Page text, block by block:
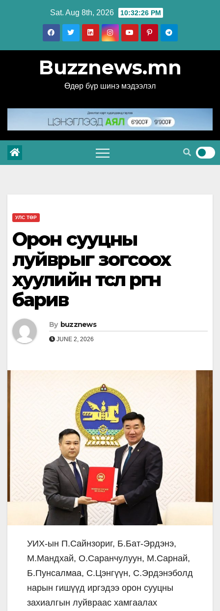
Sat. Aug 8th, 2026 10:32:27 PM
Buzznews.mn
Өдөр бүр шинэ мэдээлэл
УЛС ТӨР
Орон сууцны
луйврыг зогсоох
хуулийн төсөл өргөн
барив
By buzznews
JUNE 2, 2026
УИХ-ын П.Сайнзориг, Б.Бат-Эрдэнэ,
М.Мандхай, О.Саранчулуун, М.Сарнай,
Б.Пунсалмаа, С.Цэнгүүн, С.Эрдэнэболд
нарын гишүүд иргэдээ орон сууцны
захиалгын луйвраас хамгаалах